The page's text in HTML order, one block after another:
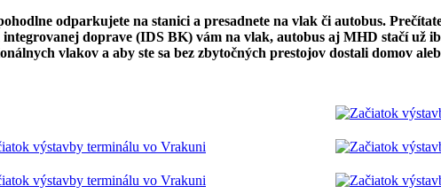
odparkujete na stanici a presadnete na vlak či autobus.
doprave (IDS BK) vám na vlak, autobus aj MHD stačí už
vlakov a aby ste sa bez zbytočných prestojov dostali domov